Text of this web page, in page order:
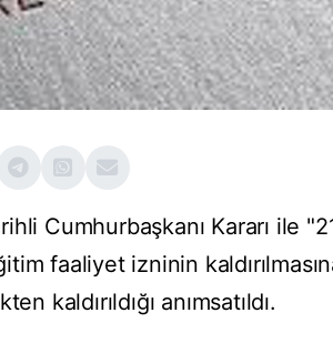
Cumhurbaşkanı Kararı ile
faaliyet izninin
kaldırıldığı anımsatıldı.